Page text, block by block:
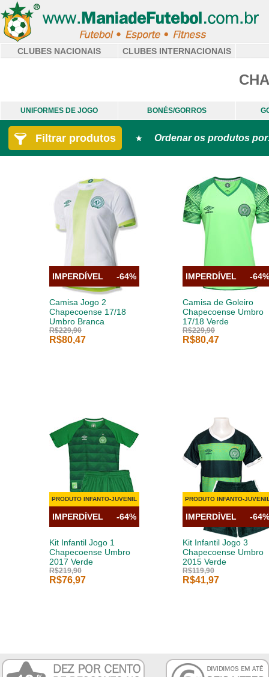
CLUBES NACIONAIS CLUBES INTERNACIONAIS
UNIFORMES DE JOGO BONÉS/GORROS
Filtrar produtos Ordenar os produtos
Camisa Jogo 2
Chapecoense 17/18
Umbro Branca
R$229,90
R$80,47
IMPERDÍVEL -64%
Camisa de Goleiro
Chapecoense Umbro
17/18 Verde
R$229,90
R$80,47
IMPERDÍVEL -64%
Kit Infantil Jogo 1
Chapecoense Umbro
2017 Verde
R$219,90
R$76,97
IMPERDÍVEL -64%
PRODUTO INFANTO-JUVENIL
Kit Infantil Jogo 3
Chapecoense Umbro
2015 Verde
R$119,90
R$41,97
IMPERDÍVEL -64%
PRODUTO INFANTO-